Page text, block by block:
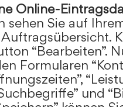
Online-
sehen Sie auf
“Bearbeiten”.
Formularen
und